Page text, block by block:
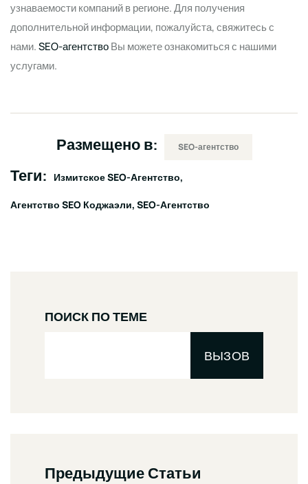
узнаваемости компаний в регионе. Для получения
дополнительной информации, пожалуйста, свяжитесь с
нами.SEO-агентствоВы можете ознакомиться с нашими
услугами.
Размещено в: SEO-агентство
Теги: Измитское SEO-Агентство
Агентство SEO Коджаэли SEO-Агентство
ПОИСК ПО ТЕМЕ
ВЫЗОВ
Предыдущие Статьи